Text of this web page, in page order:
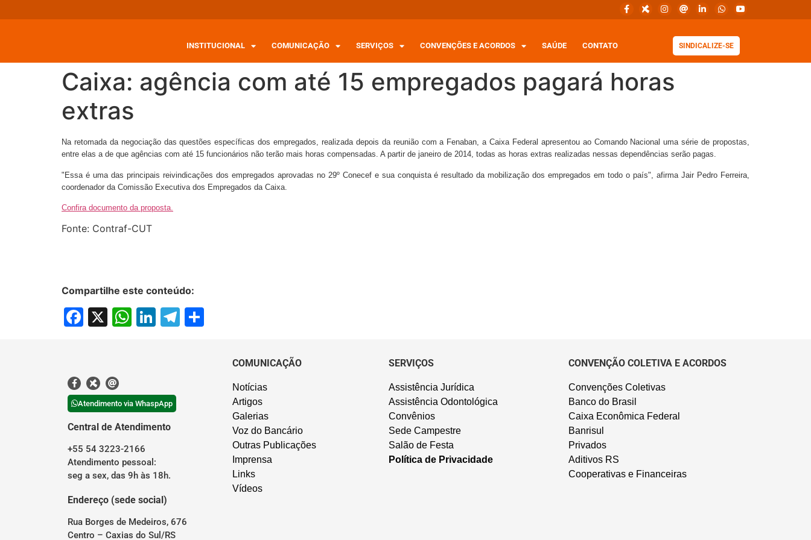
INSTITUCIONAL COMUNICAÇÃO SERVIÇOS CONVENÇÕES E ACORDOS SAÚDE CONTATO SINDICALIZE-SE
Caixa: agência com até 15 empregados pagará horas
extras
Na retomada da negociação das questões específicas dos empregados, realizada depois da reunião com a Fenaban, a Caixa Federal apresentou ao Comando Nacional uma série de propostas,
entre elas a de que agências com até 15 funcionários não terão mais horas compensadas. A partir de janeiro de 2014, todas as horas extras realizadas nessas dependências serão pagas.
"Essa é uma das principais reivindicações dos empregados aprovadas no 29º Conecef e sua conquista é resultado da mobilização dos empregados em todo o país", afirma Jair Pedro Ferreira,
coordenador da Comissão Executiva dos Empregados da Caixa.
Confira documento da proposta.
Fonte: Contraf-CUT
Compartilhe este conteúdo:
Facebook
X WhatsApp
LinkedIn
Telegram
Atendimento via WhaspApp
Central de Atendimento
+55 54 3223-2166
Atendimento pessoal:
seg a sex, das 9h às 18h.
Endereço (sede social)
Rua Borges de Medeiros, 676
Centro – Caxias do Sul/RS
COMUNICAÇÃO
Notícias
Artigos
Galerias
Voz do Bancário
Outras Publicações
Imprensa
Links
Vídeos
SERVIÇOS
Assistência Jurídica
Assistência Odontológica
Convênios
Sede Campestre
Salão de Festa
Política de Privacidade
CONVENÇÃO COLETIVA E ACORDOS
Convenções Coletivas
Banco do Brasil
Caixa Econômica Federal
Banrisul
Privados
Aditivos RS
Cooperativas e Financeiras